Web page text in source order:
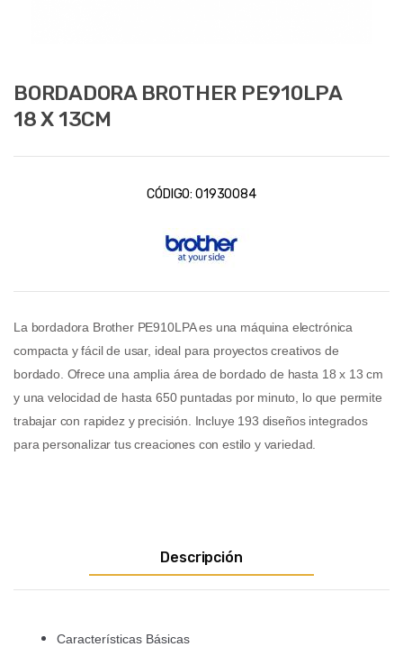
BORDADORA BROTHER PE910LPA
18 X 13CM
CÓDIGO: 01930084
La bordadora Brother PE910LPA es una máquina electrónica
compacta y fácil de usar, ideal para proyectos creativos de
bordado. Ofrece una amplia área de bordado de hasta 18 x 13 cm
y una velocidad de hasta 650 puntadas por minuto, lo que permite
trabajar con rapidez y precisión. Incluye 193 diseños integrados
para personalizar tus creaciones con estilo y variedad.
Descripción
Características Básicas